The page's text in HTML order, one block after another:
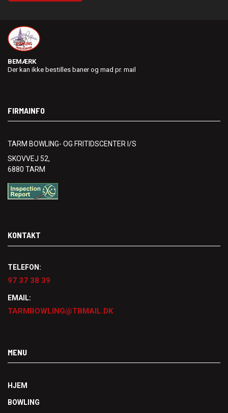
BEMÆRK
Der kan ikke bestilles baner og mad pr. mail
FIRMAINFO
TARM BOWLING- OG FRITIDSCENTER I/S
SKOVVEJ 52,
6880 TARM
KONTAKT
TELEFON:
97 37 38 39
EMAIL:
TARMBOWLING@TBMAIL.DK
MENU
HJEM
BOWLING